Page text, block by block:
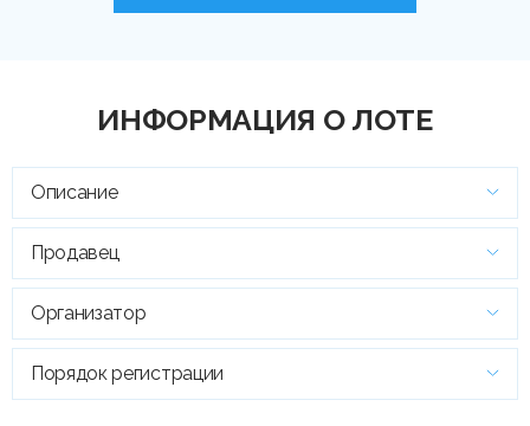
ИНФОРМАЦИЯ О ЛОТЕ
Описание
Продавец
Организатор
Порядок регистрации